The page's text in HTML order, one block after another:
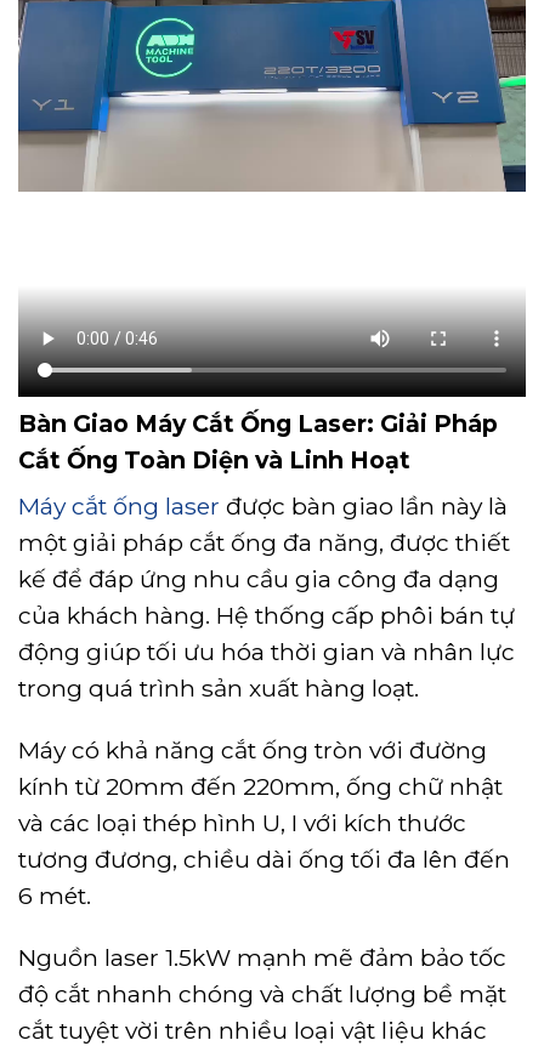
Bàn Giao Máy Cắt Ống Laser: Giải Pháp
Cắt Ống Toàn Diện và Linh Hoạt
Máy cắt ống laser được bàn giao lần này là
một giải pháp cắt ống đa năng, được thiết
kế để đáp ứng nhu cầu gia công đa dạng
của khách hàng. Hệ thống cấp phôi bán tự
động giúp tối ưu hóa thời gian và nhân lực
trong quá trình sản xuất hàng loạt.
Máy có khả năng cắt ống tròn với đường
kính từ 20mm đến 220mm, ống chữ nhật
và các loại thép hình U, I với kích thước
tương đương, chiều dài ống tối đa lên đến
6 mét.
Nguồn laser 1.5kW mạnh mẽ đảm bảo tốc
độ cắt nhanh chóng và chất lượng bề mặt
cắt tuyệt vời trên nhiều loại vật liệu khác